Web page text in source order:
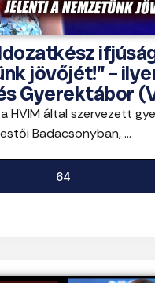
jövőjét!” –
Gyerektábor
HVIM által szervezett
Badacsonyban, ...
64